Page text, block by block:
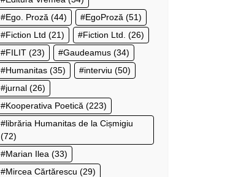
Ego. Proză (44) EgoProză (51)
Fiction Ltd (21) Fiction Ltd. (26)
FILIT (23) Gaudeamus (34)
Humanitas (35) interviu (50)
jurnal (26)
Kooperativa Poetică (223)
librăria Humanitas de la Cișmigiu
(72)
Marian Ilea (33)
Mircea Cărtărescu (29)